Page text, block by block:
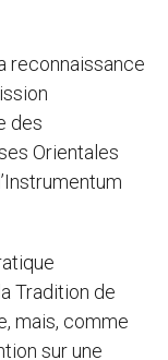
reconnaissance
des
Orientales
Tradition de
mais, comme
sur une